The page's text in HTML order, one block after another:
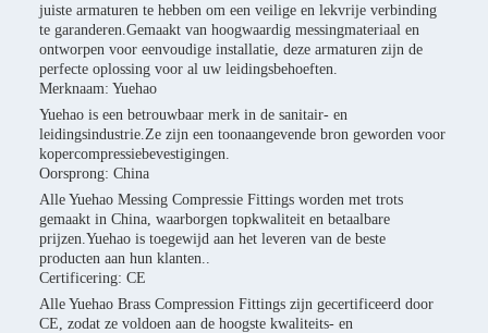
juiste armaturen te hebben om een veilige en lekvrije verbinding
te garanderen.Gemaakt van hoogwaardig messingmateriaal en
ontworpen voor eenvoudige installatie, deze armaturen zijn de
perfecte oplossing voor al uw leidingsbehoeften.
Merknaam: Yuehao
Yuehao is een betrouwbaar merk in de sanitair- en
leidingsindustrie.Ze zijn een toonaangevende bron geworden voor
kopercompressiebevestigingen.
Oorsprong: China
Alle Yuehao Messing Compressie Fittings worden met trots
gemaakt in China, waarborgen topkwaliteit en betaalbare
prijzen.Yuehao is toegewijd aan het leveren van de beste
producten aan hun klanten..
Certificering: CE
Alle Yuehao Brass Compression Fittings zijn gecertificeerd door
CE, zodat ze voldoen aan de hoogste kwaliteits- en